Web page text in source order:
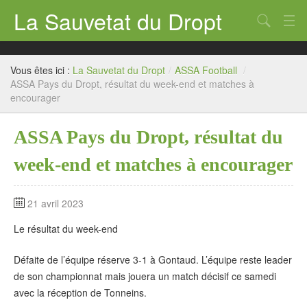
La Sauvetat du Dropt
Accueil
Mairie
Le village
Annuaire Pro
Écoles
Archives
Agenda 2026
Chercher
Vous êtes ici : La Sauvetat du Dropt / ASSA Football /
ASSA Pays du Dropt, résultat du week-end et matches à
encourager
ASSA Pays du Dropt, résultat du
week-end et matches à encourager
21 avril 2023
Le résultat du week-end
Défaite de l’équipe réserve 3-1 à Gontaud. L’équipe reste leader
de son championnat mais jouera un match décisif ce samedi
avec la réception de Tonneins.